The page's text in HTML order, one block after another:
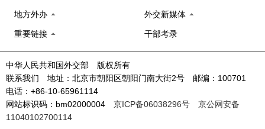
地方外办 外交新媒体
重要链接 干部考录
中华人民共和国外交部 版权所有
联系我们 地址：北京市朝阳区朝阳门南大街2号 邮编：100701
电话：+86-10-65961114
网站标识码：bm02000004 京ICP备06038296号
京公网安备
11040102700114